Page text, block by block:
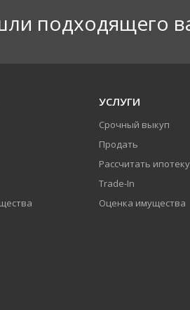
подходящего
УСЛУГИ
Срочный выкуп
Продать
Рассчитать ипотеку
Trade-In
Оценка имущества